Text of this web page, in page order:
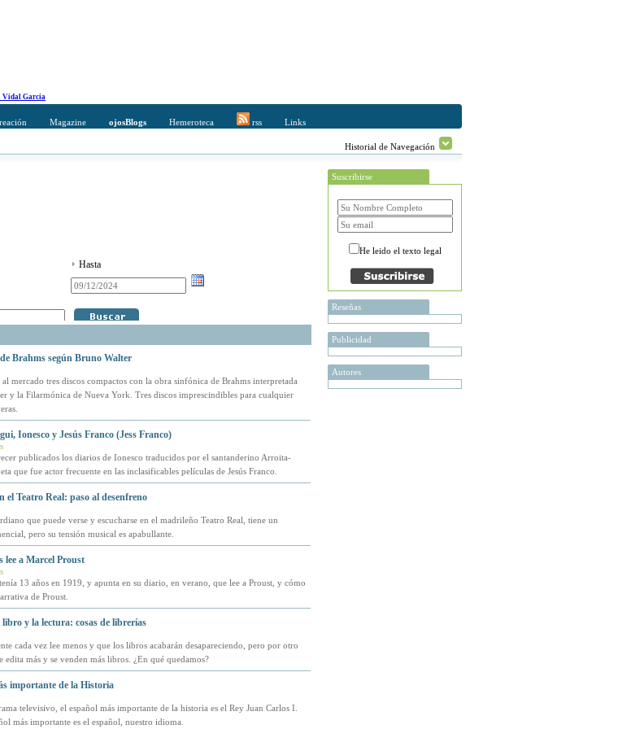
Vidal Garcia
Magazine ojosBlogs Hemeroteca rss Links
Historial de Navegación
Hasta
Brahms según Bruno Walter
al mercado tres discos compactos con la obra sinfónica de Brahms interpretada
y la Filarmónica de Nueva York. Tres discos imprescindibles para cualquier
Ionesco y Jesús Franco (Jess Franco)
publicados los diarios de Ionesco traducidos por el santanderino Arroita-
que fue actor frecuente en las inclasificables películas de Jesús Franco.
el Teatro Real: paso al desenfreno
que puede verse y escucharse en el madrileño Teatro Real, tiene un
pero su tensión musical es apabullante.
lee a Marcel Proust
13 años en 1919, y apunta en su diario, en verano, que lee a Proust, y cómo
de Proust.
y la lectura: cosas de librerías
cada vez lee menos y que los libros acabarán desapareciendo, pero por otro
edita más y se venden más libros. ¿En qué quedamos?
importante de la Historia
televisivo, el español más importante de la historia es el Rey Juan Carlos I.
más importante es el español, nuestro idioma.
Suscribirse
He leido el texto legal
Reseñas
Publicidad
Autores